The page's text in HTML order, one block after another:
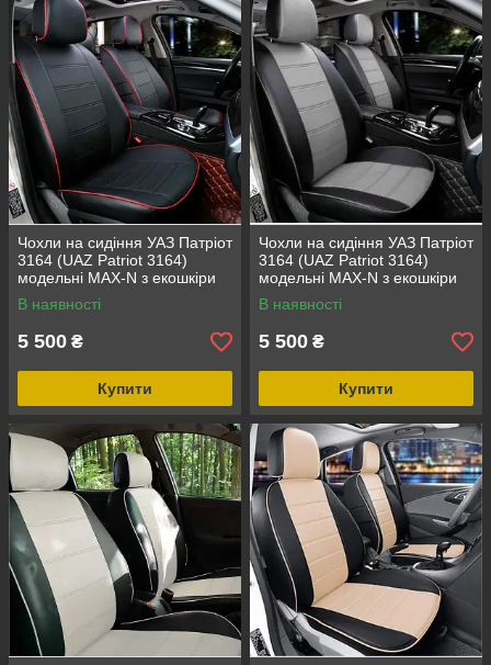
Чохли на сидіння УАЗ Патріот
3164 (UAZ Patriot 3164)
модельні MAX-N з екошкіри
В наявності
5 500 ₴
Купити
Чохли на сидіння УАЗ Патріот
3164 (UAZ Patriot 3164)
модельні MAX-N з екошкіри
Чорно-сірий, графіт
В наявності
5 500 ₴
Купити